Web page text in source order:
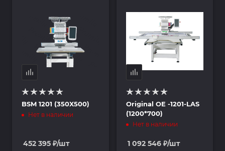
BSM 1201 (350X500)
Нет в наличии
452 395 ₽/шт
Original OE -1201-LAS
(1200*700)
Нет в наличии
1 092 546₽/шт